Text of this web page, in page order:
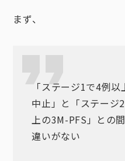
まず、
「ステージ1で4例以
中止」と「ステージ
上の3M-PFS」との
違いがない